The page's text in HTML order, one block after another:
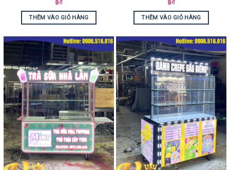
9₫
THÊM VÀO GIỎ HÀNG
9₫
THÊM VÀO GIỎ HÀNG